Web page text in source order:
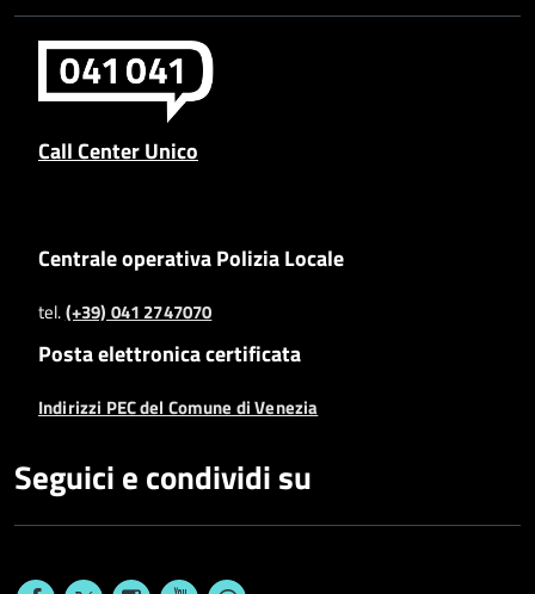
Call Center Unico
Centrale operativa Polizia Locale
tel.(+39) 041 2747070
Posta elettronica certificata
Indirizzi PEC del Comune di Venezia
Seguici e condividi su